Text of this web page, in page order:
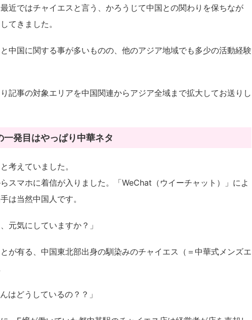
近ではチャイエスと言う、かろうじて中国との関わりを保ちなが
てきました。
中国に関する事が多いものの、他のアジア地域でも多少の活動経験
記事の対象エリアを中国関連からアジア全域まで拡大してお送りし
発目はやっぱり中華ネタ
考えていました。
スマホに着信が入りました。「WeChat（ウイーチャット）」によ
は当然中国人です。
元気にしていますか？」
が有る、中国東北部出身の馴染みのチャイエス（＝中華式メンズエ
はどうしているの？？」